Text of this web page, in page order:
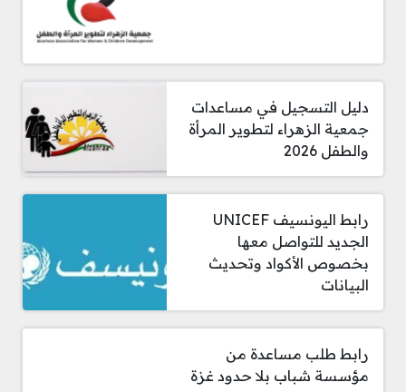
دليل التسجيل في مساعدات
جمعية الزهراء لتطوير المرأة
والطفل 2026
رابط اليونسيف UNICEF
الجديد للتواصل معها
بخصوص الأكواد وتحديث
البيانات
رابط طلب مساعدة من
مؤسسة شباب بلا حدود غزة